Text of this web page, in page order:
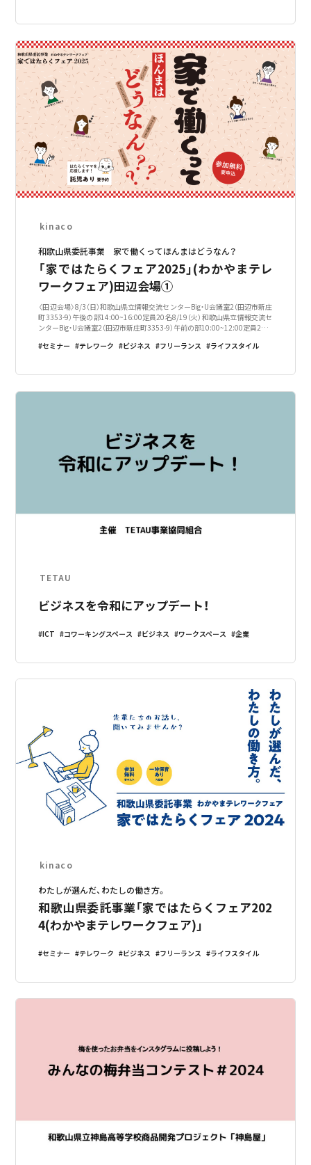
kinaco
和歌山県委託事業 家で働くってほんまはどうなん？
「家ではたらくフェア2025」(わかやまテレ
ワークフェア)田辺会場①
〈田辺会場〉8/3（日）和歌山県立情報交流センターBig・U会議室2（田辺市新庄
町3353-9）午後の部14:00~16:00定員20名8/19（火）和歌山県立情報交流セ
ンターBig・U会議室2（田辺市新庄町3353-9）午前の部10:00~12:00定員20名
セミナー テレワーク ビジネス フリーランス ライフスタイル
TETAU
ビジネスを令和にアップデート！
ICT コワーキングスペース ビジネス ワークスペース 企業
kinaco
わたしが選んだ、わたしの働き方。
和歌山県委託事業「家ではたらくフェア202
4(わかやまテレワークフェア)」
セミナー テレワーク ビジネス フリーランス ライフスタイル